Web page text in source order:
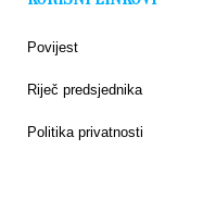
Povijest
Riječ predsjednika
Politika privatnosti